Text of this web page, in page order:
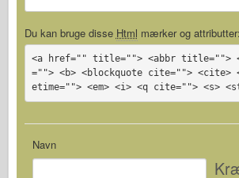
Du kan bruge disse Html mærker og attributter:
<a href="" title=""> <abbr title="">
=""> <b> <blockquote cite=""> <cite>
etime=""> <em> <i> <q cite=""> <s>
Navn